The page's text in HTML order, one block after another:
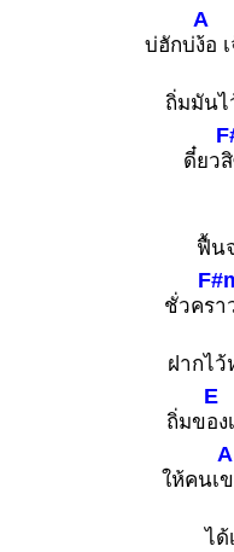
บ่ฮักบ่
A
ง้อ
ถิ่มมันไ
ดี๋ยวสิ
ฟื้น
ชั่วครา
ฝากไว้
ถิ่มข
E
อง
ให้คนเ
A
ได้